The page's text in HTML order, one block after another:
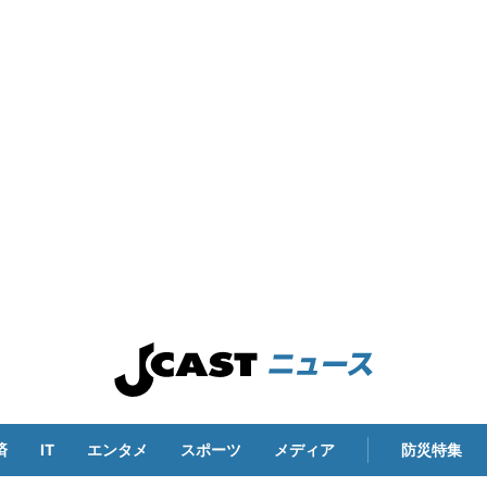
IT エンタメ スポーツ メディア 防災特集